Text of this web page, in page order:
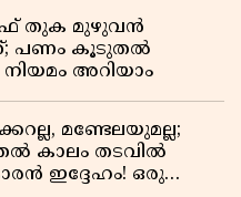
എഫ് തുക മുഴുവൻ
പണം കൂടുതൽ
അറിയാം
മണ്ടേലയുമല്ല;
കാലം തടവിൽ
ഇദ്ദേഹം! ഒരു